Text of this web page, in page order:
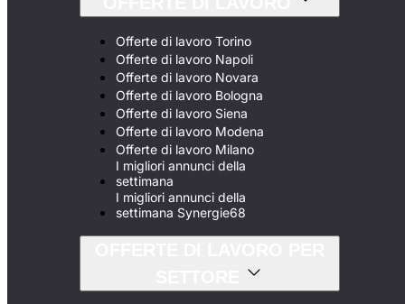
Offerte di lavoro Torino
Offerte di lavoro Napoli
Offerte di lavoro Novara
Offerte di lavoro Bologna
Offerte di lavoro Siena
Offerte di lavoro Modena
Offerte di lavoro Milano
I migliori annunci della
settimana
I migliori annunci della
settimana Synergie68